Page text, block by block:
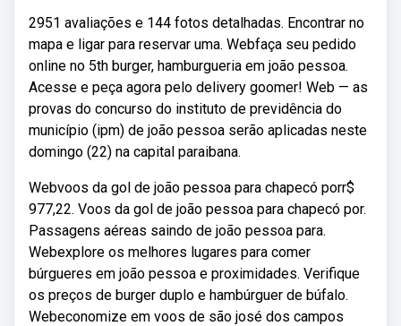
2951 avaliações e 144 fotos detalhadas. Encontrar no
mapa e ligar para reservar uma. Webfaça seu pedido
online no 5th burger, hamburgueria em joão pessoa.
Acesse e peça agora pelo delivery goomer! Web — as
provas do concurso do instituto de previdência do
município (ipm) de joão pessoa serão aplicadas neste
domingo (22) na capital paraibana.
Webvoos da gol de joão pessoa para chapecó porr$
977,22. Voos da gol de joão pessoa para chapecó por.
Passagens aéreas saindo de joão pessoa para.
Webexplore os melhores lugares para comer
búrgueres em joão pessoa e proximidades. Verifique
os preços de burger duplo e hambúrguer de búfalo.
Webeconomize em voos de são josé dos campos